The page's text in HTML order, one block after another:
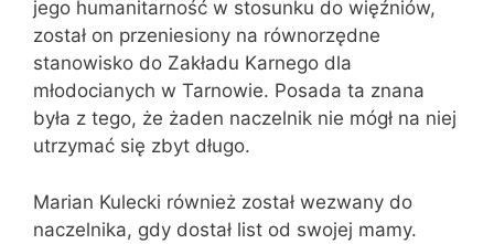
jego humanitarność w stosunku do więźniów,
został on przeniesiony na równorzędne
stanowisko do Zakładu Karnego dla
młodocianych w Tarnowie. Posada ta znana
była z tego, że żaden naczelnik nie mógł na niej
utrzymać się zbyt długo.
Marian Kulecki również został wezwany do
naczelnika, gdy dostał list od swojej mamy.